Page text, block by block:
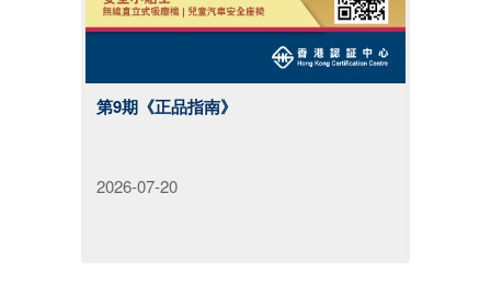
第9期《正品指南》
2026-07-20